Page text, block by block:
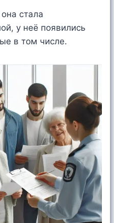
стала
у неё появились
в том числе.